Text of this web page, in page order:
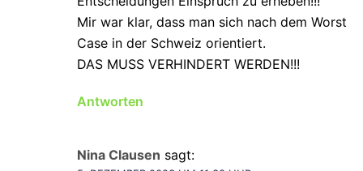
Mir war klar, dass man sich nach dem Worst
Case in der Schweiz orientiert.
DAS MUSS VERHINDERT WERDEN!!!
Antworten
Nina Clausen sagt: